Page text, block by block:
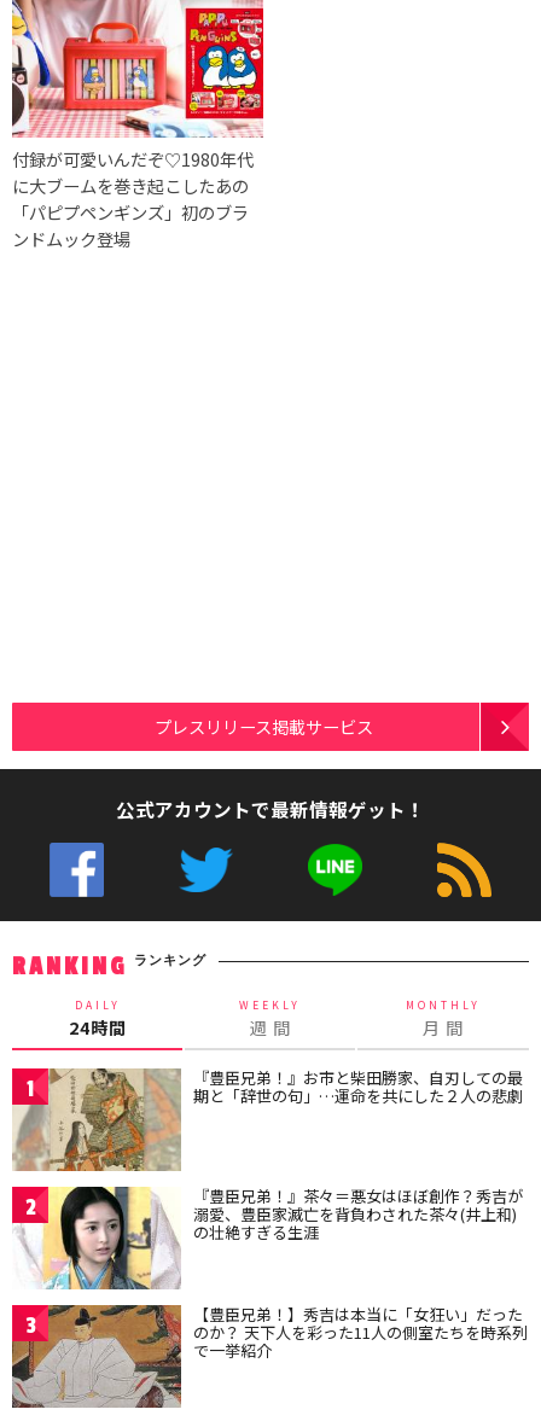
付録が可愛いんだぞ♡1980年代
に大ブームを巻き起こしたあの
「パピプペンギンズ」初のブラ
ンドムック登場
プレスリリース掲載サービス
公式アカウントで最新情報ゲット！
RANKING ランキング
DAILY
24時間
WEEKLY
週 間
MONTHLY
月 間
1 『豊臣兄弟！』お市と柴田勝家、自刃しての最
期と「辞世の句」…運命を共にした２人の悲劇
2 『豊臣兄弟！』茶々＝悪女はほぼ創作？秀吉が
溺愛、豊臣家滅亡を背負わされた茶々(井上和)
の壮絶すぎる生涯
3 【豊臣兄弟！】秀吉は本当に「女狂い」だった
のか？ 天下人を彩った11人の側室たちを時系列
で一挙紹介